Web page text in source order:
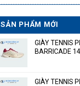
SẢN PHẨM MỚI
GIÀY TENNIS
BARRICADE
GIÀY TENNIS